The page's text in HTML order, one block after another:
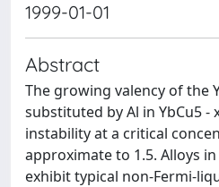
1999-01-01
Abstract
The growing valency of the
substituted by Al in YbCu5 -
instability at a critical
approximate to 1.5. Alloys
exhibit typical non-Fermi-